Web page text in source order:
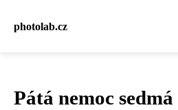
photolab.cz
Pátá nemoc